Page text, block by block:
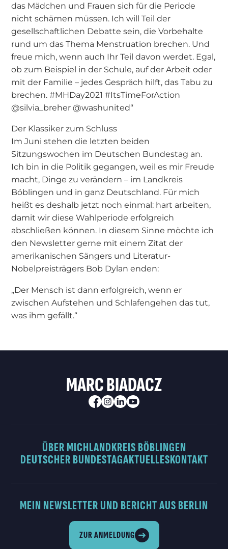
das Mädchen und Frauen sich für die Periode
nicht schämen müssen. Ich will Teil der
gesellschaftlichen Debatte sein, die Vorbehalte
rund um das Thema Menstruation brechen. Und
freue mich, wenn auch Ihr Teil davon werdet. Egal,
ob zum Beispiel in der Schule, auf der Arbeit oder
mit der Familie – jedes Gespräch hilft, das Tabu zu
brechen. #MHDay2021 #ItsTimeForAction
@silvia_breher @washunited“
Der Klassiker zum Schluss
Im Juni stehen die letzten beiden
Sitzungswochen im Deutschen Bundestag an.
Ich bin in die Politik gegangen, weil es mir Freude
macht, Dinge zu verändern – im Landkreis
Böblingen und in ganz Deutschland. Für mich
heißt es deshalb jetzt noch einmal: hart arbeiten,
damit wir diese Wahlperiode erfolgreich
abschließen können. In diesem Sinne möchte ich
den Newsletter gerne mit einem Zitat der
amerikanischen Sängers und Literatur-
Nobelpreisträgers Bob Dylan enden:
„Der Mensch ist dann erfolgreich, wenn er
zwischen Aufstehen und Schlafengehen das tut,
was ihm gefällt.“
MARC BIADACZ
ÜBER MICHLANDKREIS BÖBLINGEN
DEUTSCHER BUNDESTAGAKTUELLESKONTAKT
MEIN NEWSLETTER UND BERICHT AUS BERLIN
ZUR ANMELDUNG